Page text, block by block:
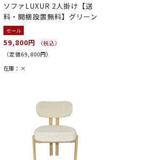
ソファLUXUR 2人掛け【送
料・開梱設置無料】グリーン
セール
59,800円
（税込）
（定価69,800円）
在庫： ×